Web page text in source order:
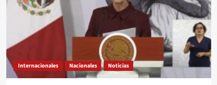
Internacionales Nacionales Noticias